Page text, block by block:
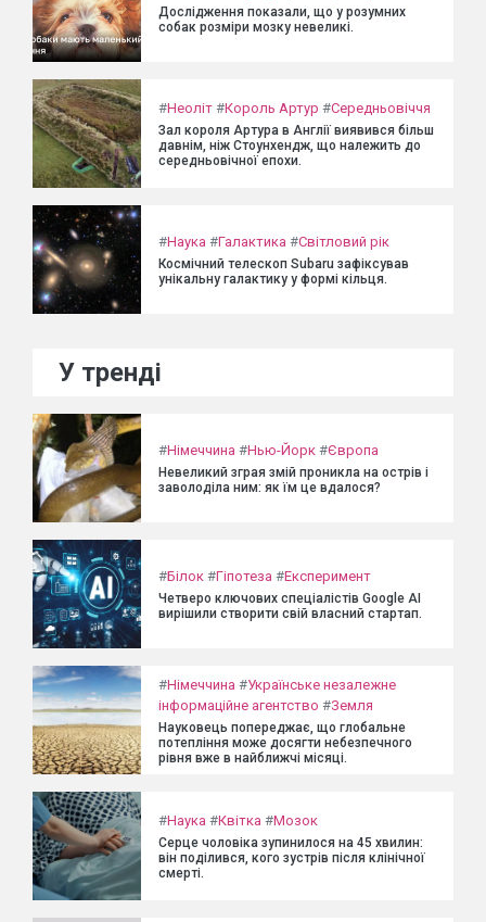
Дослідження показали, що у розумних
собак розміри мозку невеликі.
#Неоліт #Король Артур #Середньовіччя
Зал короля Артура в Англії виявився більш
давнім, ніж Стоунхендж, що належить до
середньовічної епохи.
#Наука #Галактика #Світловий рік
Космічний телескоп Subaru зафіксував
унікальну галактику у формі кільця.
У тренді
#Німеччина #Нью-Йорк #Європа
Невеликий зграя змій проникла на острів і
заволоділа ним: як їм це вдалося?
#Білок #Гіпотеза #Експеримент
Четверо ключових спеціалістів Google AI
вирішили створити свій власний стартап.
#Німеччина #Українське незалежне
інформаційне агентство #Земля
Науковець попереджає, що глобальне
потепління може досягти небезпечного
рівня вже в найближчі місяці.
#Наука #Квітка #Мозок
Серце чоловіка зупинилося на 45 хвилин:
він поділився, кого зустрів після клінічної
смерті.